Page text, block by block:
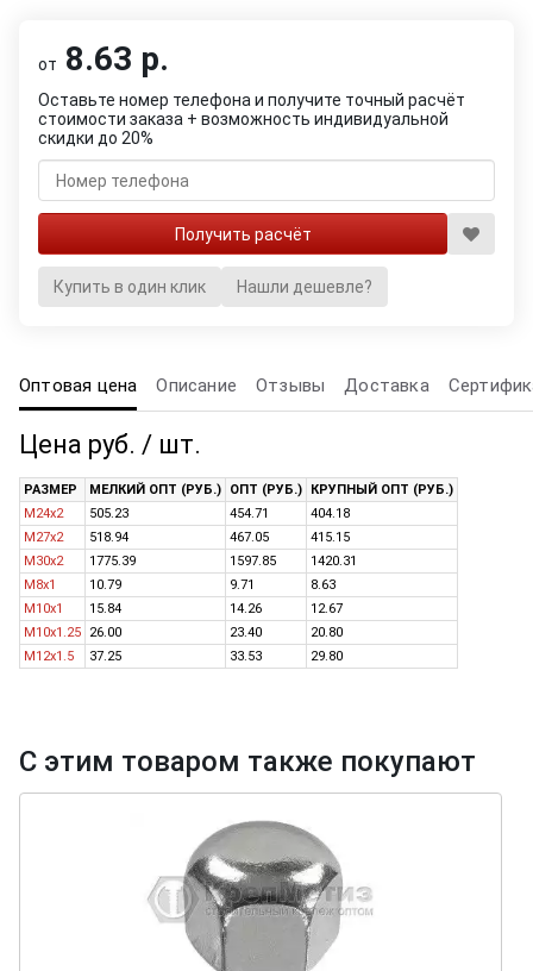
от 8.63 р.
Оставьте номер телефона и получите точный расчёт
стоимости заказа + возможность индивидуальной
скидки до 20%
Купить в один клик Нашли дешевле?
Оптовая цена Описание Отзывы Доставка
Цена руб. / шт.
РАЗМЕР МЕЛКИЙ ОПТ (РУБ.) ОПТ (РУБ.)
КРУПНЫЙ ОПТ (РУБ.)
M24x2
505.23 454.71
404.18
M27x2
518.94 467.05
415.15
M30x2
1775.39 1597.85
1420.31
M8x1
10.79 9.71
8.63
M10x1
15.84 14.26
12.67
M10x1.25
26.00 23.40
20.80
M12x1.5
37.25 33.53 29.80
С этим товаром также покупают